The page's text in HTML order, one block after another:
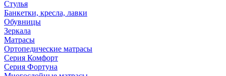
Стулья
Банкетки, кресла, лавки
Обувницы
Зеркала
Матрасы
Ортопедические матрасы
Серия Комфорт
Серия Фортуна